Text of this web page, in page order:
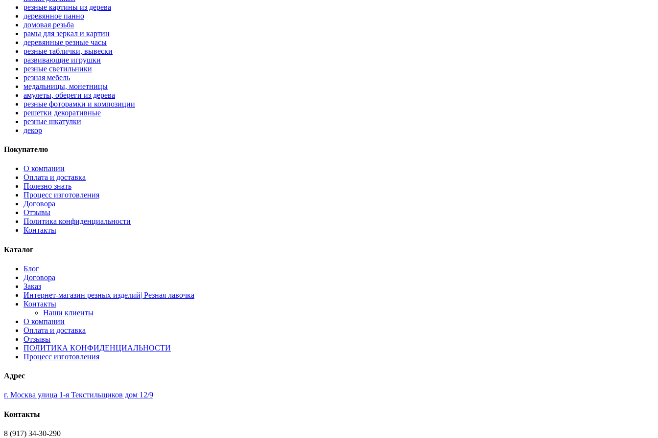
резные картины из дерева
деревянное панно
домовая резьба
рамы для зеркал и картин
деревянные резные часы
резные таблички, вывески
развивающие игрушки
резные светильники
резная мебель
медальницы, монетницы
амулеты, обереги из дерева
резные фоторамки и композиции
решетки декоративные
резные шкатулки
декор
Покупателю
О компании
Оплата и доставка
Полезно знать
Процесс изготовления
Договора
Отзывы
Политика конфиденциальности
Контакты
Каталог
Блог
Договора
Заказ
Интернет-магазин резных изделий| Резная лавочка
Контакты
Наши клиенты
О компании
Оплата и доставка
Отзывы
ПОЛИТИКА КОНФИДЕНЦИАЛЬНОСТИ
Процесс изготовления
Адрес
г. Москва улица 1-я Текстильщиков дом 12/9
Контакты
8 (917) 34-30-290